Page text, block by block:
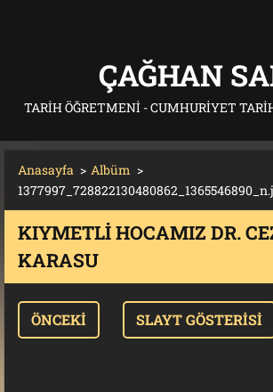
ÇAĞHAN
TARIH ÖĞRETMENI - CUMHURIYET
Anasayfa > Albüm >
KIYMETLI HOCAMIZ DR.
KARASU
ÖNCEKI SLAYT GÖSTERISI